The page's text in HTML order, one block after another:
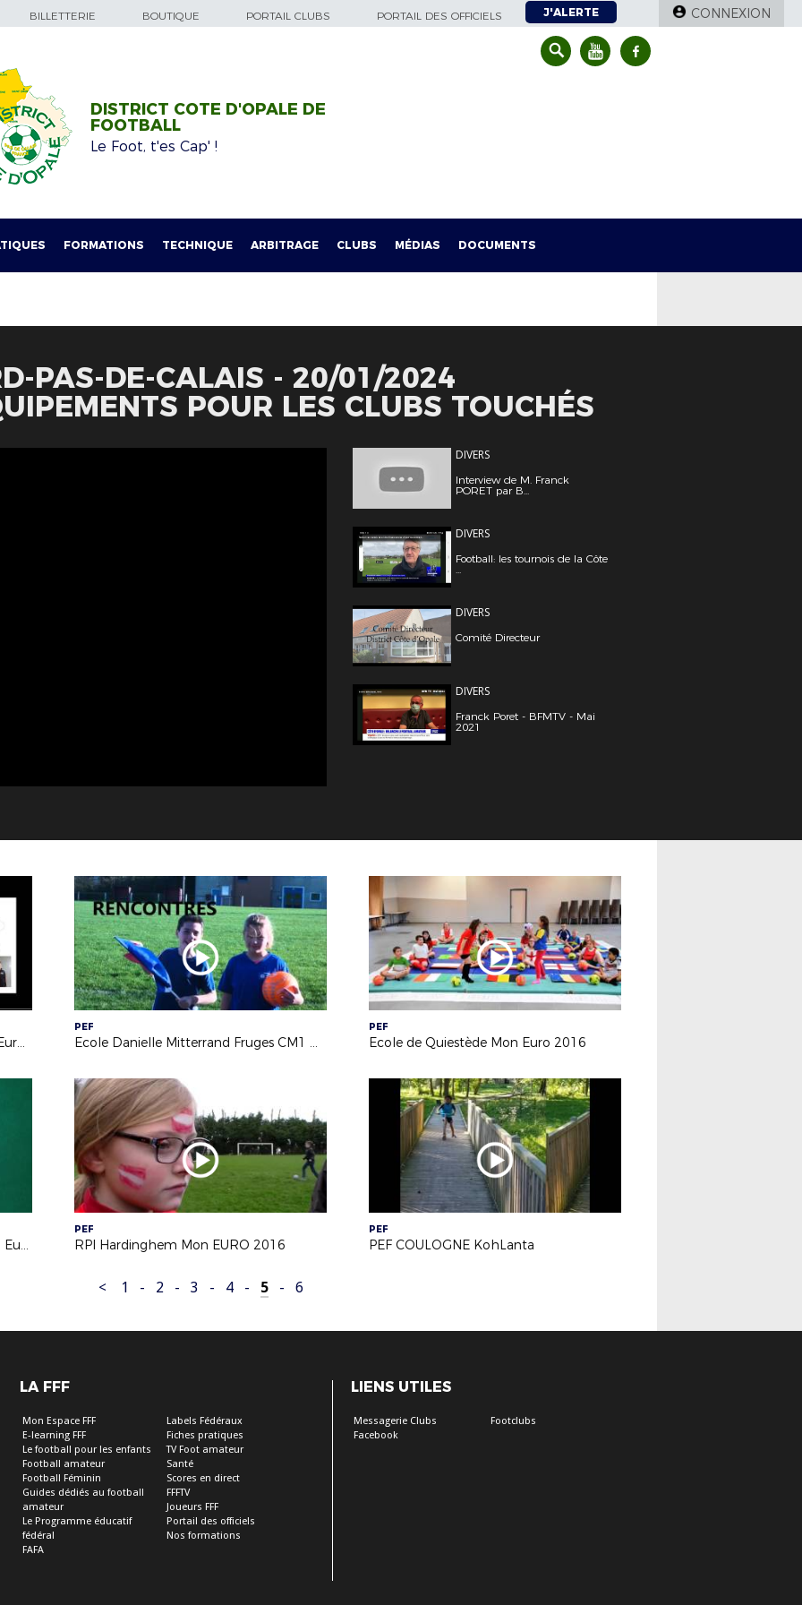
BILLETTERIE BOUTIQUE PORTAIL CLUBS PORTAIL DES OFFICIELS J'ALERTE CONNEXION
DISTRICT COTE D'OPALE DE
FOOTBALL
Le Foot, t'es Cap' !
FORMATIONS TECHNIQUE ARBITRAGE CLUBS MÉDIAS DOCUMENTS
PAS-DE-CALAIS - 20/01/2024
POUR LES CLUBS TOUCHÉS
DIVERS
Interview de M. Franck
PORET par B...
DIVERS
Football: les tournois de la Côte
...
DIVERS
Comité Directeur
DIVERS
Franck Poret - BFMTV - Mai
2021
Ecole André Fréville Concours Mon Euro 2016
PEF
Ecole Danielle Mitterrand Fruges CM1 Mon Euro 2016
PEF
Ecole de Quiestède Mon Euro 2016
Ecole Léon Blum Longuenesse Mon Euro 2016
PEF
RPI Hardinghem Mon EURO 2016
PEF
PEF COULOGNE KohLanta
< 1 - 2 - 3 - 4 - 5 - 6
LA FFF
Mon Espace FFF
E-learning FFF
Le football pour les enfants
Football amateur
Football Féminin
Guides dédiés au football
amateur
Le Programme éducatif
fédéral
FAFA
Labels Fédéraux
Fiches pratiques
TV Foot amateur
Santé
Scores en direct
FFFTV
Joueurs FFF
Portail des officiels
Nos formations
LIENS UTILES
Messagerie Clubs
Facebook
Footclubs